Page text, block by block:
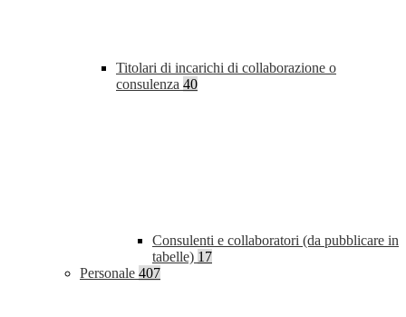
Titolari di incarichi di collaborazione o
consulenza 40
Consulenti e collaboratori (da pubblicare in
tabelle) 17
Personale 407